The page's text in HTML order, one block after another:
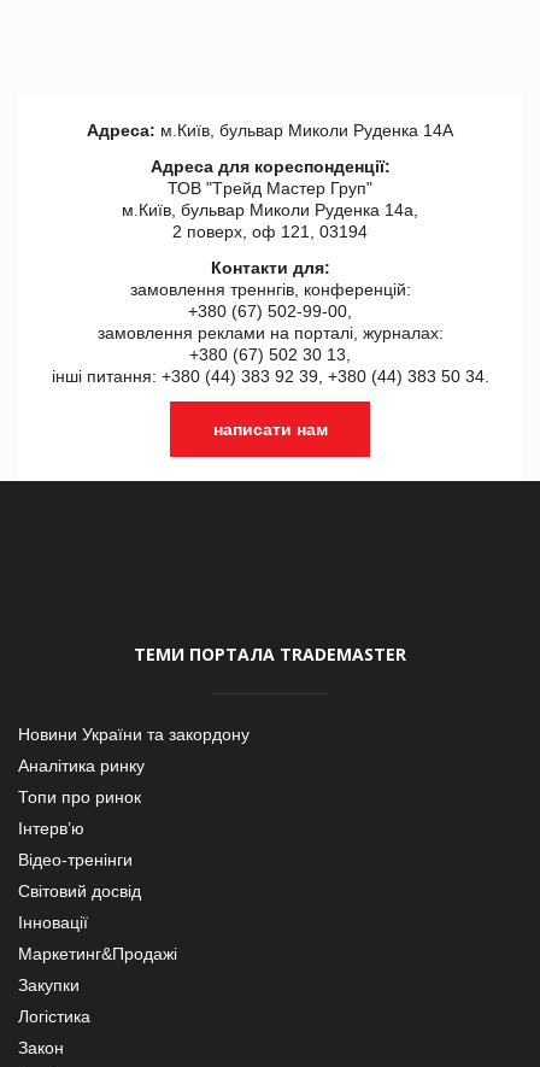
Адреса: м.Київ, бульвар Миколи Руденка 14А
Адреса для кореспонденції:
ТОВ "Tрейд Мастер Груп"
м.Київ, бульвар Миколи Руденка 14а,
2 поверх, оф 121, 03194
Контакти для:
замовлення треннгів, конференцій:
+380 (67) 502-99-00,
замовлення реклами на порталі, журналах:
+380 (67) 502 30 13,
інші питання: +380 (44) 383 92 39, +380 (44) 383 50 34.
написати нам
ТЕМИ ПОРТАЛА TRADEMASTER
Новини України та закордону
Аналітика ринку
Топи про ринок
Інтерв’ю
Відео-тренінги
Світовий досвід
Інновації
Маркетинг&Продажі
Закупки
Логістика
Закон